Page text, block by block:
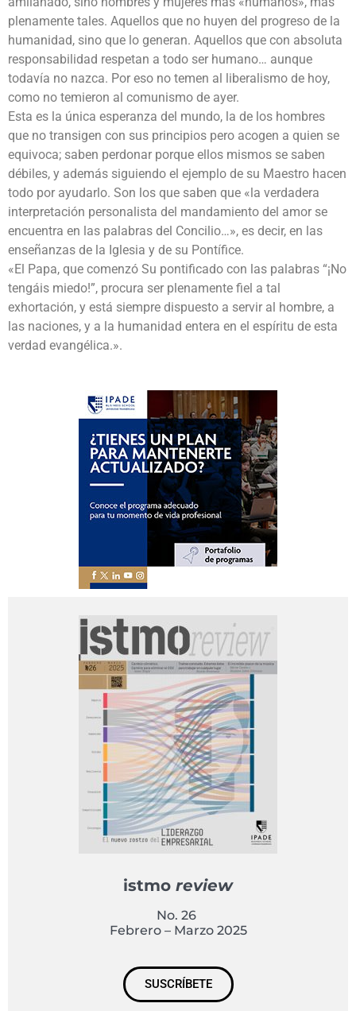
plenamente tales. Aquellos que no huyen del progreso de la
humanidad, sino que lo generan. Aquellos que con absoluta
responsabilidad respetan a todo ser humano… aunque
todavía no nazca. Por eso no temen al liberalismo de hoy,
como no temieron al comunismo de ayer.
Esta es la única esperanza del mundo, la de los hombres
que no transigen con sus principios pero acogen a quien se
equivoca; saben perdonar porque ellos mismos se saben
débiles, y además siguiendo el ejemplo de su Maestro hacen
todo por ayudarlo. Son los que saben que «la verdadera
interpretación personalista del mandamiento del amor se
encuentra en las palabras del Concilio…», es decir, en las
enseñanzas de la Iglesia y de su Pontífice.
«El Papa, que comenzó Su pontificado con las palabras “¡No
tengáis miedo!”, procura ser plenamente fiel a tal
exhortación, y está siempre dispuesto a servir al hombre, a
las naciones, y a la humanidad entera en el espíritu de esta
verdad evangélica.».
istmo review
No. 26
Febrero – Marzo 2025
SUSCRÍBETE